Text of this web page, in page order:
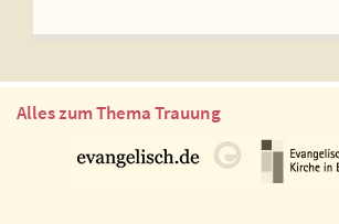
Alles zum Thema Trauung